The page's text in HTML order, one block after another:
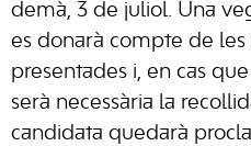
demà, 3 de juliol. Una
es donarà compte de les
presentades i, en cas
serà necessària la
candidata quedarà